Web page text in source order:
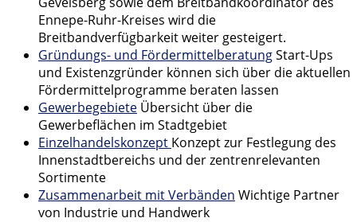
Ennepe-Ruhr-Kreises wird die
Breitbandverfügbarkeit weiter gesteigert.
Gründungs- und FördermittelberatungStart-Ups
und Existenzgründer können sich über die aktuellen
Fördermittelprogramme beraten lassen
Gewerbegebiete Übersicht über die
Gewerbeflächen im Stadtgebiet
Einzelhandelskonzept Konzept zur Festlegung des
Innenstadtbereichs und der zentrenrelevanten
Sortimente
Zusammenarbeit mit Verbänden Wichtige Partner
von Industrie und Handwerk